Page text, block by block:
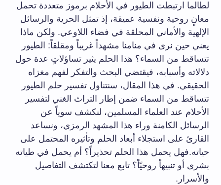
لطالما ارتبطت الطيور في الأحلام برموز متعددة تحمل
معانٍ روحية ونفسية عميقة، إذ تمثل الحرية والرسائل
الإلهية والأماني المحلقة في فضاء اللاوعي. ولكن ماذا
يعني حين نرى في منامنا مشهداً غريباً ومقلقاً: الطيور
تتساقط من السماء؟ هذا الحلم يثير تساؤلاتٍ عدة حول
دلالاته وأسبابه، فيقتضي البحث والتفكر لفهم مغزاه
الحقيقي. في هذا المقال، سنتناول تفسير حلم الطيور
تتساقط من السماء ضمن إطار التراث الغني لتفسير
الأحلام عند العلماء المسلمين، لنكشف سوياً عن
الرسائل الكامنة وراء هذا المشهد الرمزي، ونساعد
القارئ على استجلاء أبعاد الحلم وتأثيره المحتمل على
حياته.فهل يحمل هذا الحلم تحذيراً؟ أم يحمل في طياته
بشرى أو تنبيهاً روحيّاً؟ تابع معنا لتكتشف التفاصيل
والأسرار.